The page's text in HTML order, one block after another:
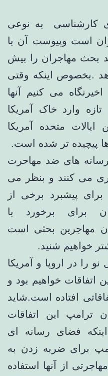
کارشناسی به نوعی
است وپیوست آن با
بحث مهاجران را بیش
.بخصوص اینکه وقتی
می کنیم آنها
تازه وارد خاک آمریکا
ایالات متحده آمریکا
پیچیده تر شده است.
های ضد مهاحرت
می کنند و بنظر می
پیشبرد برخی از
برای برخورد با
مهاجرین بحثی است
خواهیم شنید.
را در اروپا و آمریکا
اتفاقات خواهیم بود و
افتاده است.شاید
ترامپ این اتفاقات
فضای رسانه ای
برای ضربه زدن به
از آنها استفاده